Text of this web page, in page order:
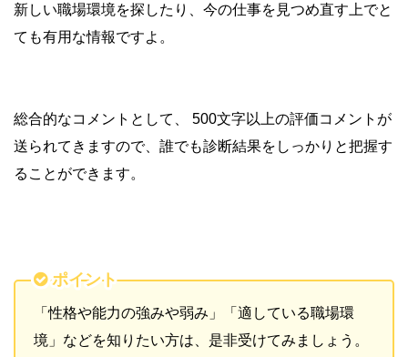
新しい職場環境を探したり、今の仕事を見つめ直す上でと
ても有用な情報ですよ。
総合的なコメントとして、 500文字以上の評価コメントが
送られてきますので、誰でも診断結果をしっかりと把握す
ることができます。
ポイント
「性格や能力の強みや弱み」「適している職場環
境」などを知りたい方は、是非受けてみましょう。